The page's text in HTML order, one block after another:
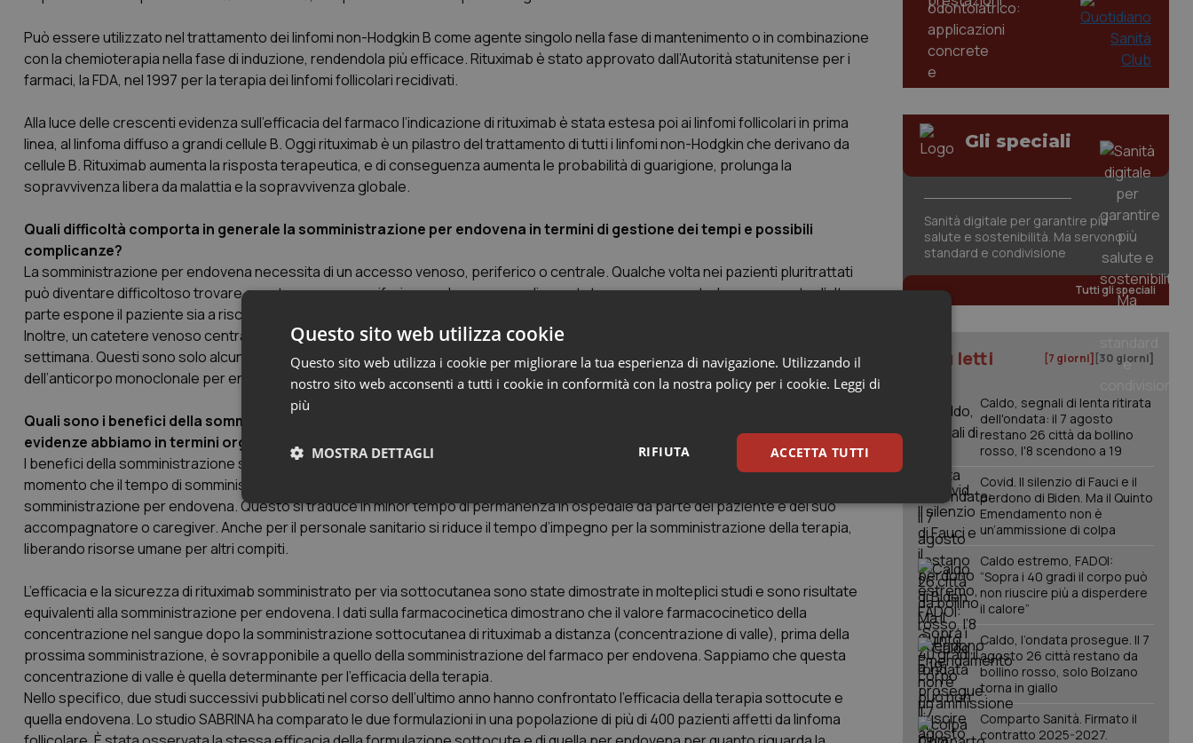
Può essere utilizzato nel trattamento dei linfomi non-Hodgkin B come agente singolo nella fase di mantenimento o in combinazione
con la chemioterapia nella fase di induzione, rendendola più efficace. Rituximab è stato approvato dall’Autorità statunitense per i
farmaci, la FDA, nel 1997 per la terapia dei linfomi follicolari recidivati.
Alla luce delle crescenti evidenza sull’efficacia del farmaco l’indicazione di rituximab è stata estesa poi ai linfomi follicolari in prima
linea, al linfoma diffuso a grandi cellule B. Oggi rituximab è un pilastro del trattamento di tutti i linfomi non-Hodgkin che derivano da
cellule B. Rituximab aumenta la risposta terapeutica, e di conseguenza aumenta le probabilità di guarigione, prolunga la
sopravvivenza libera da malattia e la sopravvivenza globale.
Quali difficoltà comporta in generale la somministrazione per endovena in termini di gestione dei tempi e possibili
complicanze?
La somministrazione per endovena necessita di un accesso venoso, periferico o centrale. Qualche volta nei pazienti pluritrattati
può diventare difficoltoso trovare questo accesso periferico, ma la presenza di un catetere venoso centrale permanente d’altra
parte espone il paziente sia a rischio di infezione del catetere sia ad eventi trombotici, soprattutto se permane per molto tempo.
Inoltre, un catetere venoso centrale necessita di medicazioni, irrigazioni da parte di personale sanitario almeno una volta a
settimana. Questi sono solo alcuni aspetti della gestione dell’accesso venoso, senza considerare che la somministrazione
dell’anticorpo monoclonale per endovena richiede molto tempo, normalmente circa 3 ore.
Quali sono i benefici della somministrazione sottocutanea di rituximab come alternativa a quella per endovena? Quali
evidenze abbiamo in termini organizzativi nella gestione delle visite e del DH, efficacia e sicurezza?
I benefici della somministrazione sottocutanea di rituximab sono molteplici. Il principale vantaggio è il risparmio di tempo dal
momento che il tempo di somministrazione si riduce a circa 5-7 minuti per l’applicazione sottocute rispetto alle 3 ore della
somministrazione per endovena. Questo si traduce in minor tempo di permanenza in ospedale da parte del paziente e del suo
accompagnatore o caregiver. Anche per il personale sanitario si riduce il tempo d’impegno per la somministrazione della terapia,
liberando risorse umane per altri compiti.
L’efficacia e la sicurezza di rituximab somministrato per via sottocutanea sono state dimostrate in molteplici studi e sono risultate
equivalenti alla somministrazione per endovena. I dati sulla farmacocinetica dimostrano che il valore farmacocinetico della
concentrazione nel sangue dopo la somministrazione sottocutanea di rituximab a distanza (concentrazione di valle), prima della
prossima somministrazione, è sovrapponibile a quello della somministrazione del farmaco per endovena. Sappiamo che questa
concentrazione di valle è quella determinante per l’efficacia della terapia.
Nello specifico, due studi successivi pubblicati nel corso dell’ultimo anno hanno confrontato l’efficacia della terapia sottocute e
quella endovena. Lo studio SABRINA ha comparato le due formulazioni in una popolazione di più di 400 pazienti affetti da linfoma
Gli speciali
Sanità digitale per garantire più
salute e sostenibilità. Ma servono
standard e condivisione
Tutti gli speciali
I più letti [7 giorni] [30 giorni]
Caldo, segnali di lenta ritirata
dell'ondata: il 7 agosto
restano 26 città da bollino
rosso, l'8 scendono a 19
Covid. Il silenzio di Fauci e il
perdono di Biden. Ma il Quinto
Emendamento non è
un’ammissione di colpa
Caldo estremo, FADOI:
“Sopra i 40 gradi il corpo può
non riuscire più a disperdere
il calore”
Caldo, l’ondata prosegue. Il 7
agosto 26 città restano da
bollino rosso, solo Bolzano
torna in giallo
Comparto Sanità. Firmato il
contratto 2025-2027.
Questo sito web utilizza cookie
Questo sito web utilizza i cookie per migliorare la tua esperienza di navigazione. Utilizzando il
nostro sito web acconsenti a tutti i cookie in conformità con la nostra policy per i cookie. Leggi di
più
ACCETTA TUTTI
RIFIUTA
MOSTRA DETTAGLI
Necessari Statistici Marketing
Necessari Statistici Marketing
I cookie necessari contribuiscono a rendere fruibile il sito web abilitandone funzionalità di base quali la navigazione sulle pagine
e l'accesso alle aree protette del sito. Il sito web non è in grado di funzionare correttamente senza questi cookie.
Nome
Fornitore/Dominio Scadenza
Descrizione
VISITOR_PRIVACY_METADATA
5 mesi 4
Questo cookie viene utilizzato per memorizzare le